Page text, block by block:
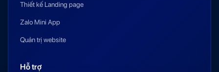
Thiết kế Landing page
Zalo Mini App
Quản trị website
Hỗ trợ